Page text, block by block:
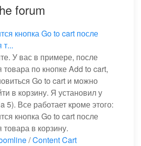
forum
кнопка Go to cart после
т...
У вас в примере, после
по кнопке Add to cart,
Go to cart и можно
в корзину. Я установил у
5). Все работает кроме этого:
кнопка Go to cart после
в корзину.
/Content Cart